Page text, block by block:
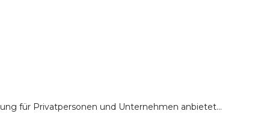
für Privatpersonen und Unternehmen anbietet…